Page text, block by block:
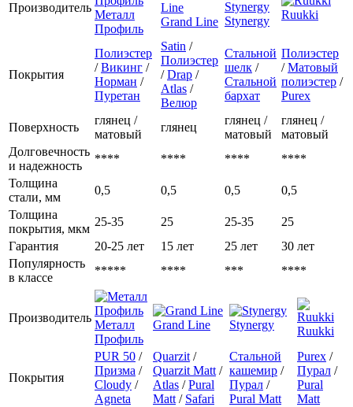
Производитель
Металл
Профиль
Grand Line Stynergy Ruukki
Покрытия
Полиэстер
/Викинг /
Норман /
Пуретан
Satin /
Полиэстер
/Drap /
Atlas /
Велюр
Стальной
шелк /
Стальной
бархат
Полиэстер
/Матовый
полиэстер /
Purex
Поверхность
глянец /
матовый
глянец
глянец /
матовый
глянец /
матовый
Долговечность
и надежность
**** **** ****
****
Толщина
стали, мм
0,5 0,5 0,5
0,5
Толщина
покрытия, мкм
25-35 25 25-35
25
Гарантия
20-25 лет 15 лет 25 лет
30 лет
Популярность
в классе
***** **** *** ****
Производитель
Металл
Профиль
Grand Line Stynergy Ruukki
Покрытия
PUR 50 /
Призма /
Cloudy /
Agneta
Quarzit /
Quarzit Matt /
Atlas /Pural
Matt / Safari
Стальной
кашемир /
Пурал /
Pural Matt
Purex /
Пурал /
Pural
Matt